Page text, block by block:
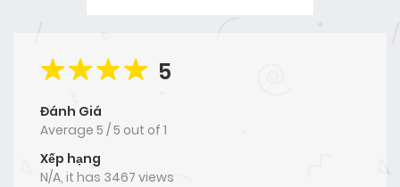
5
Đánh Giá
Average 5 /5 out of 1
Xếp hạng
N/A, it has 3467 views